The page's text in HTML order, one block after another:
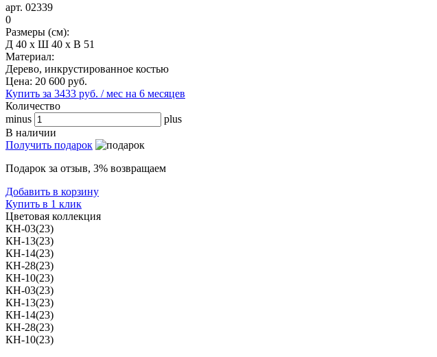
арт. 02339
0
Размеры (см):
Д 40 x Ш 40 x В 51
Материал:
Дерево, инкрустированное костью
Цена: 20 600 руб.
Купить за 3433 руб. / мес на 6 месяцев
Количество
minus
plus
В наличии
Получить подарок
Подарок за отзыв, 3% возвращаем
Добавить в корзину
Купить в 1 клик
Цветовая коллекция
КН-03(23)
КН-13(23)
КН-14(23)
КН-28(23)
КН-10(23)
КН-03(23)
КН-13(23)
КН-14(23)
КН-28(23)
КН-10(23)